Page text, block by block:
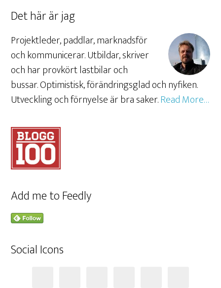
Det här är jag
Projektleder, paddlar, marknadsför
och kommunicerar. Utbildar, skriver
och har provkört lastbilar och
bussar. Optimistisk, förändringsglad och nyfiken.
Utveckling och förnyelse är bra saker.Read More…
Add me to Feedly
Social Icons